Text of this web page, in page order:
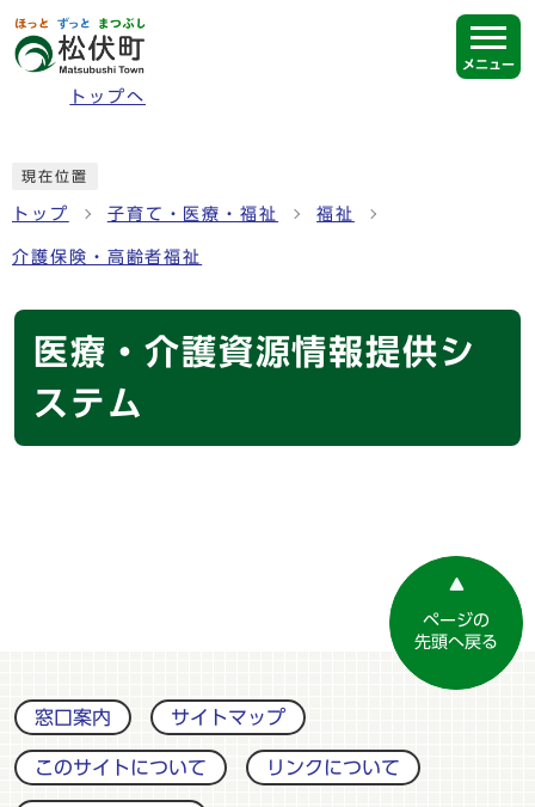
ページの先頭です
トップへ
メニュー
現在位置
トップ 子育て・医療・福祉 福祉
介護保険・高齢者福祉
医療・介護資源情報提供シ
ステム
ページの
先頭へ戻る
窓口案内 サイトマップ
このサイトについて リンクについて